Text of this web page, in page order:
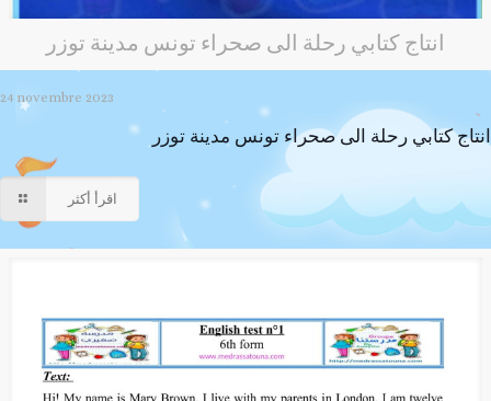
انتاج كتابي رحلة الى صحراء تونس مدينة توزر
24 novembre 2023
انتاج كتابي رحلة الى صحراء تونس مدينة توزر
اقرأ أكثر